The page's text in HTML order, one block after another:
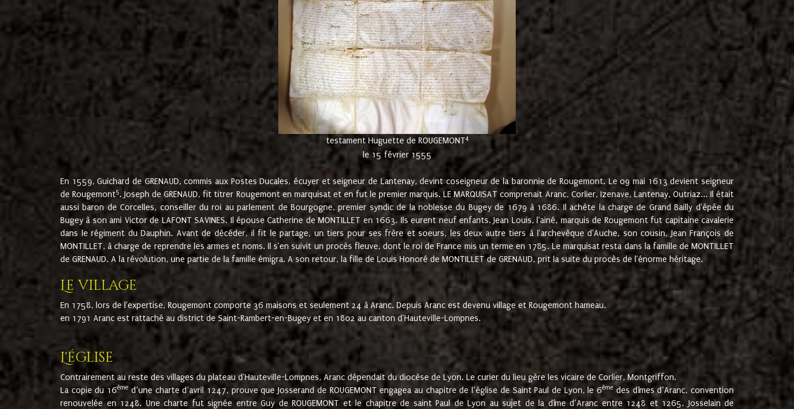
testament Huguette de ROUGEMONT4
le 15 février 1555
En 1559, Guichard de GRENAUD, commis aux Postes Ducales, écuyer et seigneur de Lantenay, devint coseigneur de la baronnie de Rougemont. Le 09 mai 1613 devient seigneur
de Rougemont5. Joseph de GRENAUD, fit titrer Rougemont en marquisat et en fut le premier marquis. LE MARQUISAT comprenait Aranc, Corlier, Izenave, Lantenay, Outriaz... Il était
aussi baron de Corcelles, conseiller du roi au parlement de Bourgogne, premier syndic de la noblesse du Bugey de 1679 à 1686. Il achète la charge de Grand Bailly d'épée du
Bugey à son ami Victor de LAFONT SAVINES. Il épouse Catherine de MONTILLET en 1663. Ils eurent neuf enfants. Jean Louis, l'ainé, marquis de Rougemont fut capitaine cavalerie
dans le régiment du Dauphin. Avant de décéder, il fit le partage, un tiers pour ses frère et soeurs, les deux autre tiers à l'archevêque d'Auche, son cousin, Jean François de
MONTILLET, à charge de reprendre les armes et noms. Il s'en suivit un procès fleuve, dont le roi de France mis un terme en 1785. Le marquisat resta dans la famille de MONTILLET
de GRENAUD. A la révolution, une partie de la famille émigra. A son retour, la fille de Louis Honoré de MONTILLET de GRENAUD, prit la suite du procès de l'énorme héritage.
Le village
En 1758, lors de l'expertise, Rougemont comporte 36 maisons et seulement 24 à Aranc. Depuis Aranc est devenu village et Rougemont hameau.
en 1791 Aranc est rattaché au district de Saint-Rambert-en-Bugey et en 1802 au canton d'Hauteville-Lompnes.
L'église
Contrairement au reste des villages du plateau d'Hauteville-Lompnes, Aranc dépendait du diocèse de Lyon. Le curier du lieu gère les vicaire de Corlier, Montgriffon.
La copie du 16ème d’une charte d’avril 1247, prouve que Josserand de ROUGEMONT engagea au chapitre de l’église de Saint Paul de Lyon, le 6ème des dîmes d’Aranc, convention
renouvelée en 1248. Une charte fut signée entre Guy de ROUGEMONT et le chapitre de saint Paul de Lyon au sujet de la dîme d’Aranc entre 1248 et 1265. Josselain de